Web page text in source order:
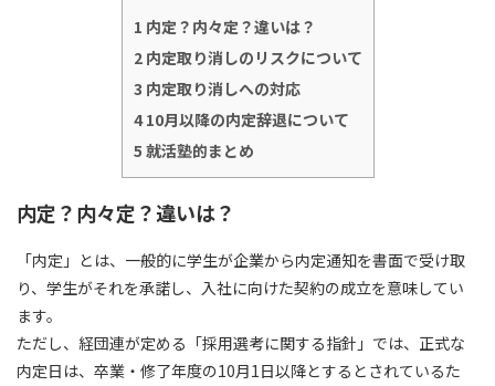
1 内定？内々定？違いは？
2内定取り消しのリスクについて
3 内定取り消しへの対応
410月以降の内定辞退について
5 就活塾的まとめ
内定？内々定？違いは？
「内定」とは、 一般的に学生が企業から内定通知を書面で受け取
り、学生がそれを承諾し、入社に向けた契約の成立を意味してい
ます。
ただし、経団連が定める「採用選考に関する指針」では、正式な
内定日は、 卒業・修了年度の10月1日以降とするとされているた